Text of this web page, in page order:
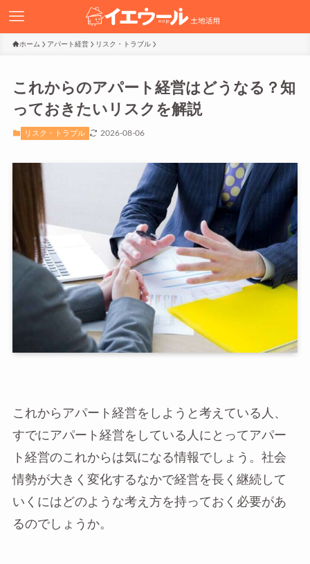
ホーム アパート経営 リスク・トラブル
これからのアパート経営はどうなる？知
っておきたいリスクを解説
リスク・トラブル 2026-08-06
これからアパート経営をしようと考えている人、
すでにアパート経営をしている人にとってアパー
ト経営のこれからは気になる情報でしょう。社会
情勢が大きく変化するなかで経営を長く継続して
いくにはどのような考え方を持っておく必要があ
るのでしょうか。